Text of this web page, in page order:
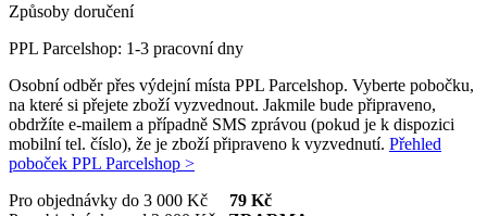
Způsoby doručení
PPL Parcelshop: 1-3 pracovní dny
Osobní odběr přes výdejní místa PPL Parcelshop. Vyberte pobočku,
na které si přejete zboží vyzvednout. Jakmile bude připraveno,
obdržíte e-mailem a případně SMS zprávou (pokud je k dispozici
mobilní tel. číslo), že je zboží připraveno k vyzvednutí. Přehled
poboček PPL Parcelshop >
Pro objednávky do 3 000 Kč 79 Kč